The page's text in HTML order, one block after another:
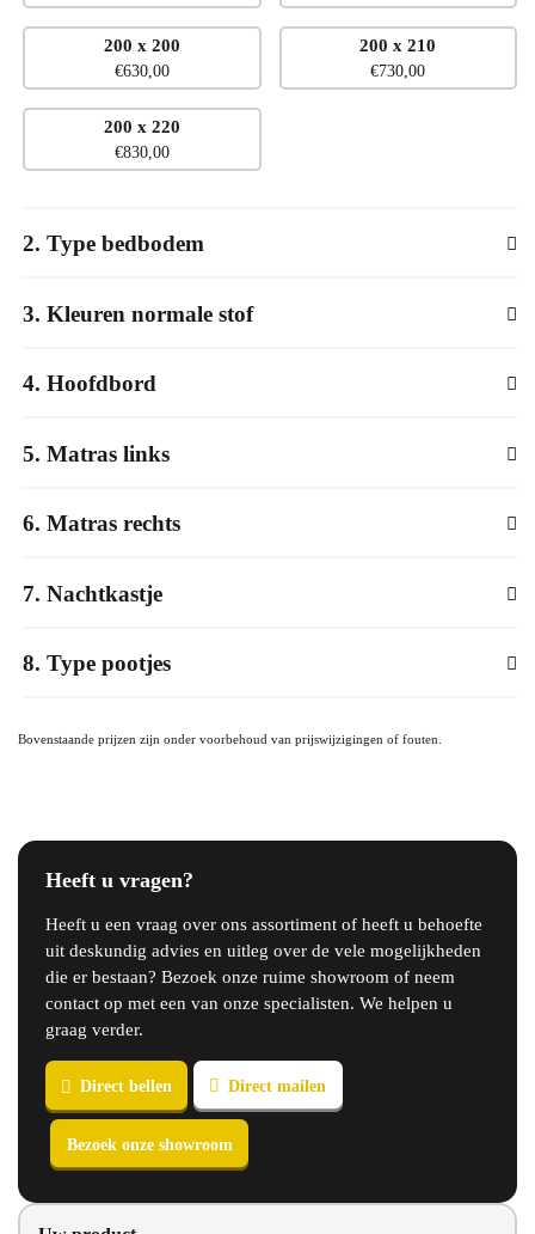
200 x 200
€630,00
200 x 210
€730,00
200 x 220
€830,00
2 Type bedbodem
3 Kleuren normale stof
4 Hoofdbord
5 Matras links
6 Matras rechts
7 Nachtkastje
8 Type pootjes
Bovenstaande prijzen zijn onder voorbehoud van prijswijzigingen of fouten.
Heeft u vragen?
Heeft u een vraag over ons assortiment of heeft u behoefte
uit deskundig advies en uitleg over de vele mogelijkheden
die er bestaan? Bezoek onze ruime showroom of neem
contact op met een van onze specialisten. We helpen u
graag verder.